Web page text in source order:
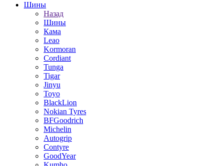
Шины
Назад
Шины
Кама
Leao
Kormoran
Cordiant
Tunga
Tigar
Jinyu
Toyo
BlackLion
Nokian Tyres
BFGoodrich
Michelin
Autogrip
Contyre
GoodYear